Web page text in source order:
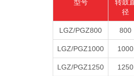
型号
转鼓
径
LGZ/PGZ800 800
LGZ/PGZ1000 1000
LGZ/PGZ1250 1250